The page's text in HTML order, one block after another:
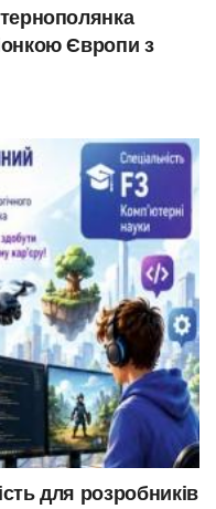
Європи з
для розробників